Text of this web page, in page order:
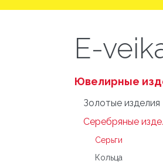
E-
Ювелирные
Зoлoтые изделия
Серебряные
Серьги
Кольца